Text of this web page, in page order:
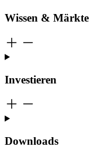
Wissen & Märkte
Investieren
Downloads